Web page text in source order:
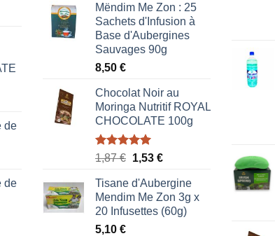
de
de
Mëndim Me Zon : 25
Sachets d'Infusion à
Base d'Aubergines
Sauvages 90g
8,50 €
Chocolat Noir au
Moringa Nutritif ROYAL
CHOCOLATE 100g
Note5.00
sur 5
1,87€ Le
initial
était :
1,87 €.
1,53 €Le
actuel
est :
1,53 €.
Tisane d'Aubergine
Mendim Me Zon 3g x
20 Infusettes (60g)
5,10 €